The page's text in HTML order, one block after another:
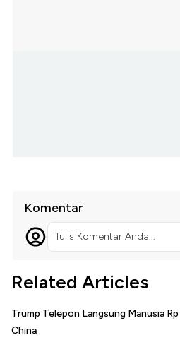
Komentar
Tulis Komentar Anda...
Related Articles
Trump Telepon Langsung Manusia
China